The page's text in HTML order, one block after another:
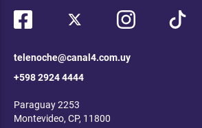
telenoche@canal4.com.uy
+598 2924 4444
Paraguay 2253
Montevideo, CP, 11800